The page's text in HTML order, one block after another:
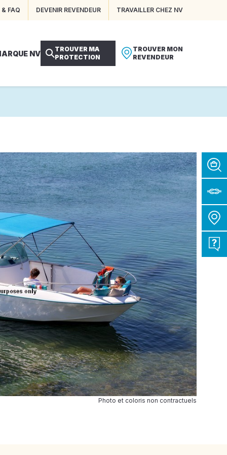
& FAQ DEVENIR REVENDEUR TRAVAILLER CHEZ NV
NV
TROUVER MA
PROTECTION
TROUVER MON
REVENDEUR
Photo et coloris non contractuels